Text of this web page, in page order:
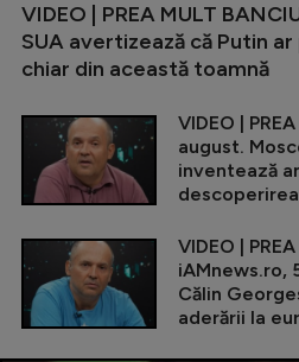
VIDEO | PREA MULT
SUA avertizează că Putin
chiar din această toamnă
VIDEO |
august.
inventează
VIDEO |
iAMnews.ro,
Călin
aderării la